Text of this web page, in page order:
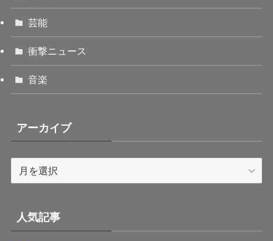
芸能
衝撃ニュース
音楽
アーカイブ
ブ
人気記事